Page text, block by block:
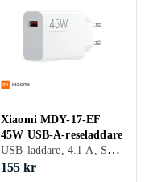
Xiaomi MDY-17-EF
45W USB-A-reseladdare
USB-laddare, 4.1 A, Stöd för snabbladdning, Stöd för snabbladdning
155 kr